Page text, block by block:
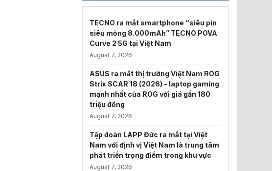
TECNO ra mắt smartphone “siêu pin
siêu mỏng 8.000mAh” TECNO POVA
Curve 2 5G tại Việt Nam
August 7, 2026
ASUS ra mắt thị trường Việt Nam ROG
Strix SCAR 18 (2026) – laptop gaming
mạnh nhất của ROG với giá gần 180
triệu đồng
August 7, 2026
Tập đoàn LAPP Đức ra mắt tại Việt
Nam với định vị Việt Nam là trung tâm
phát triển trọng điểm trong khu vực
August 7, 2026